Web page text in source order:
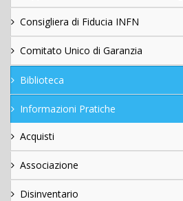
Consigliera di Fiducia INFN
Comitato Unico di Garanzia
Biblioteca
Informazioni Pratiche
Acquisti
Associazione
Disinventario